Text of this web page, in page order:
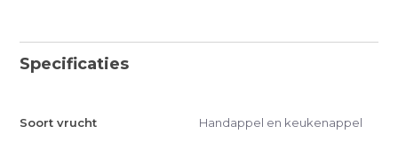
Specificaties
Soort vrucht Handappel en keukenappel